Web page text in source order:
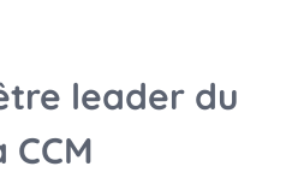
leader du